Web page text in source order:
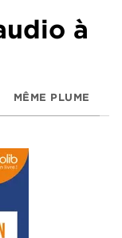
à
MÊME PLUME